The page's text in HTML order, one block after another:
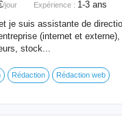
/jour Expérience : 1-3 ans
je suis assistante de
(internet et
stock...
Rédaction Rédaction web